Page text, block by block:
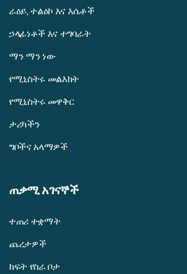
ራዕይ, ተልዕኮ እና እሴቶች
ኃላፊነቶች እና ተግባራት
ማን ማን ነው
የሚኒስትሩ መልእክት
የሚኒስትሩ መዋቅር
ታሪካችን
ግቦችና አላማዎች
ጠቃሚ አገናኞች
ተጠሪ ተቋማት
ጨረታዎች
ክፍት የስራ ቦታ